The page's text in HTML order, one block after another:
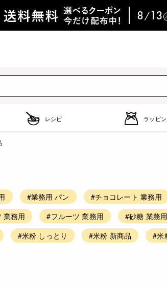
レシピ ラッピ
#業務用 パン
#チョコレート 業務用
業務用 #フルーツ 業務用
#砂糖 業務
#米粉 しっとり #米粉 新商品
#米